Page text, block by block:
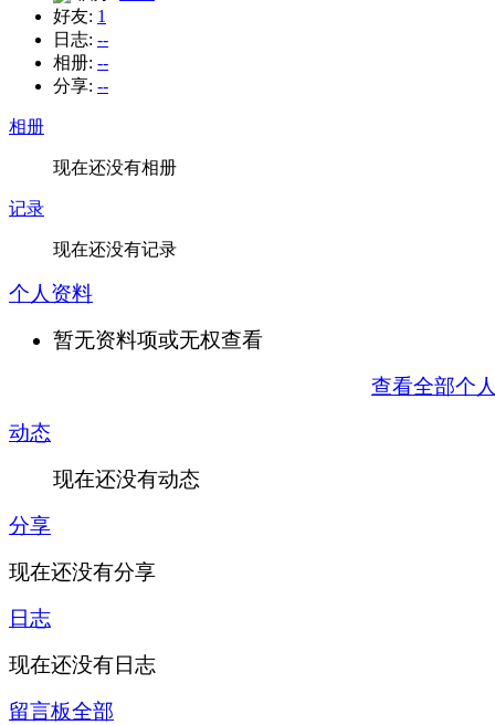
好友: 1
日志: --
相册: --
分享: --
相册
现在还没有相册
记录
现在还没有记录
个人资料
暂无资料项或无权查看
查看全部个
动态
现在还没有动态
分享
现在还没有分享
日志
现在还没有日志
留言板全部